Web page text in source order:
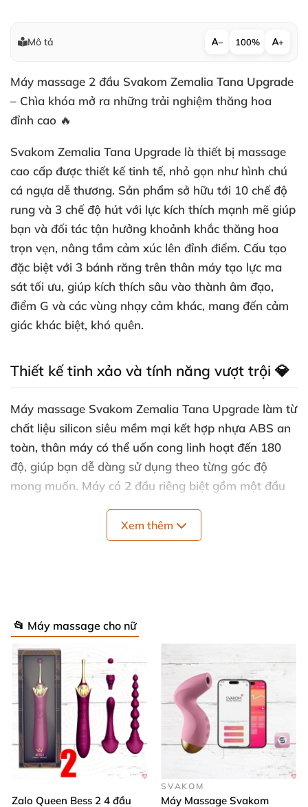
Mô tả − 100% +
Máy massage 2 đầu Svakom Zemalia Tana Upgrade
– Chìa khóa mở ra những trải nghiệm thăng hoa
đỉnh cao 🔥
Svakom Zemalia Tana Upgrade là thiết bị massage
cao cấp được thiết kế tinh tế, nhỏ gọn như hình chú
cá ngựa dễ thương. Sản phẩm sở hữu tới 10 chế độ
rung và 3 chế độ hút với lực kích thích mạnh mẽ giúp
bạn và đối tác tận hưởng khoảnh khắc thăng hoa
trọn vẹn, nâng tầm cảm xúc lên đỉnh điểm. Cấu tạo
đặc biệt với 3 bánh răng trên thân máy tạo lực ma
sát tối ưu, giúp kích thích sâu vào thành âm đạo,
điểm G và các vùng nhạy cảm khác, mang đến cảm
giác khác biệt, khó quên.
Thiết kế tinh xảo và tính năng vượt trội 💎
Máy massage Svakom Zemalia Tana Upgrade làm từ
chất liệu silicon siêu mềm mại kết hợp nhựa ABS an
toàn, thân máy có thể uốn cong linh hoạt đến 180
độ, giúp bạn dễ dàng sử dụng theo từng góc độ
mong muốn. Máy có 2 đầu riêng biệt gồm một đầu
thích đa tầng, hoàn hảo cho mọi nhu cầu thư giãn.
Đặc biệt, máy còn tích hợp chức năng sưởi ấm đến
💧 Kháng nước tuyệt đối, dễ dàng vệ sinh sau khi
dùng
⚙️ 10 chế độ hút và 3 chế độ rung đa dạng, dễ
dàng tùy chỉnh
🌀 Ba bánh răng trên thân máy tăng cường ma
sát kích thích điểm G hiệu quả
Xem thêm
📂 Máy massage cho nữ
Zalo Queen Bess 2 4 đầu
SVAKOM
Máy Massage Svakom